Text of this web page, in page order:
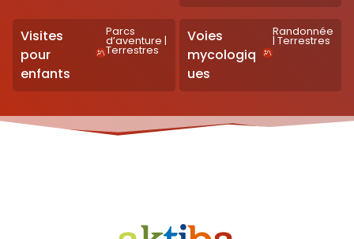
Visites
pour
enfants
Parcs
d’aventure |
Terrestres
Voies
mycologiq
ues
Randonnée
| Terrestres